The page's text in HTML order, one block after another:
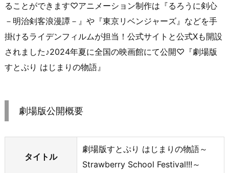
ることができます♡アニメーション制作は『るろうに剣心
－明治剣客浪漫譚－』や『東京リベンジャーズ』などを手
掛けるライデンフィルムが担当！公式サイトと公式Xも開設
されました♪2024年夏に全国の映画館にて公開♡『劇場版
すとぷり はじまりの物語』
劇場版公開概要
タイトル
劇場版すとぷり はじまりの物語～
Strawberry School Festival!!!～